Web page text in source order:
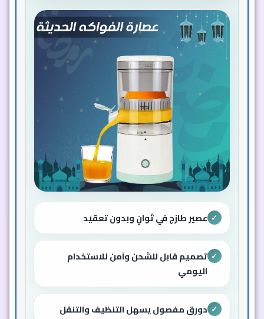
✓ عصير طازج في ثوانٍ وبدون تعقيد
✓ تصميم قابل للشحن وآمن للاستخدام
اليومي
✓ دورق مفصول يسهل التنظيف والتنقل